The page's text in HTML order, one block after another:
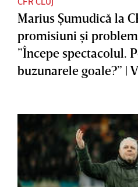
Marius Şumudică la
promisiuni şi
”Începe spectacolul.
buzunarele goale?” |